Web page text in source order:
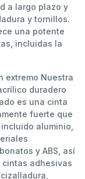
a largo plazo y
y tornillos.
una potente
incluidas la
extremo Nuestra
duradero
es una cinta
fuerte que
aluminio,
y ABS, así
cintas adhesivas